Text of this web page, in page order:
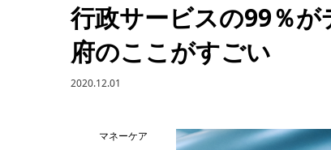
行政サービスの99％
府のここがすごい
2020.12.01
マネーケア